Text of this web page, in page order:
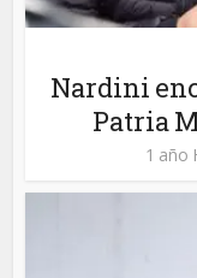
Nardini
Patria
1 año